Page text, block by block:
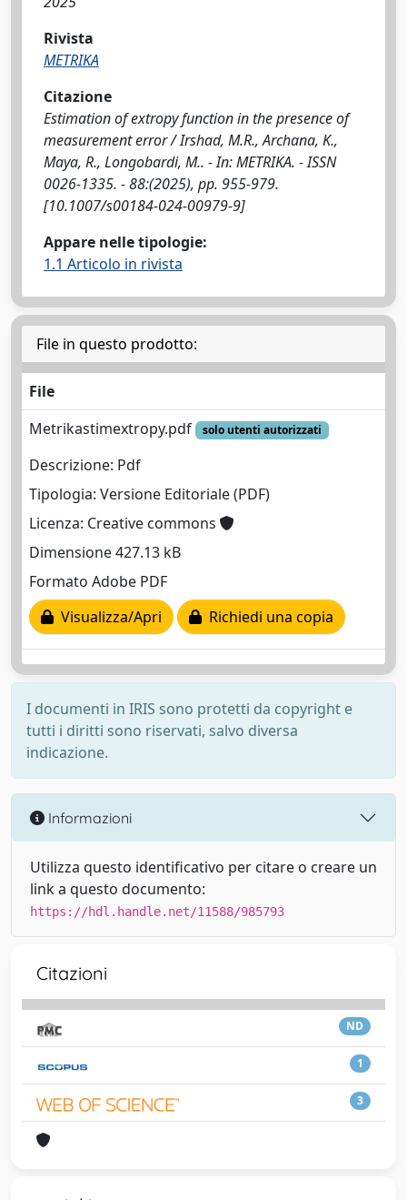
Rivista
METRIKA
Citazione
Estimation of extropy function in the presence of
measurement error / Irshad, M.R., Archana, K.,
Maya, R., Longobardi, M.. - In: METRIKA. - ISSN
0026-1335. - 88:(2025), pp. 955-979.
[10.1007/s00184-024-00979-9]
Appare nelle tipologie:
1.1 Articolo in rivista
File in questo prodotto:
File
Metrikastimextropy.pdf
solo utenti autorizzati
Descrizione: Pdf
Tipologia: Versione Editoriale (PDF)
Licenza: Creative commons
Dimensione 427.13 kB
Formato Adobe PDF
Visualizza/Apri
Richiedi una copia
I documenti in IRIS sono protetti da copyright e
tutti i diritti sono riservati, salvo diversa
indicazione.
Informazioni
Utilizza questo identificativo per citare o creare un
link a questo documento:
https://hdl.handle.net/11588/985793
Citazioni
ND
1
3